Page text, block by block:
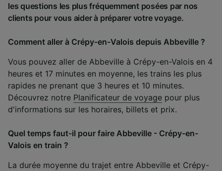
les questions les plus fréquemment posées par nos
clients pour vous aider à préparer votre voyage.
Comment aller à Crépy-en-Valois depuis Abbeville ?
Vous pouvez aller de Abbeville à Crépy-en-Valois en 4
heures et 17 minutes en moyenne, les trains les plus
rapides ne prenant que 3 heures et 10 minutes.
Découvrez notre Planificateur de voyage pour plus
d'informations sur les horaires, billets et prix.
Quel temps faut-il pour faire Abbeville - Crépy-en-
Valois en train ?
La durée moyenne du trajet entre Abbeville et Crépy-